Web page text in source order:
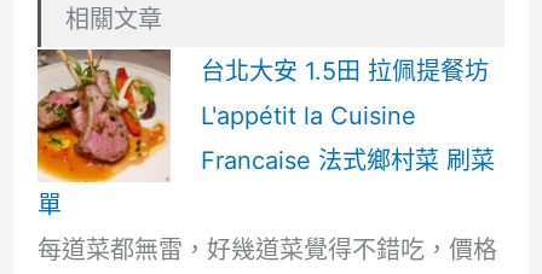
相關文章
台北大安 1.5田 拉佩提餐坊
L'appétit la Cuisine
Francaise 法式鄉村菜 刷菜
單
每道菜都無雷，好幾道菜覺得不錯吃，價格